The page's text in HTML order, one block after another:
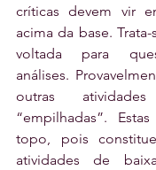
críticas devem vir
acima da base.
voltada para
análises.
outras
“empilhadas”.
topo, pois
atividades de